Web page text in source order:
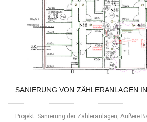
SANIERUNG VON ZÄHLERANLAGEN
Projekt: Sanierung der Zähleranlagen, Äußere